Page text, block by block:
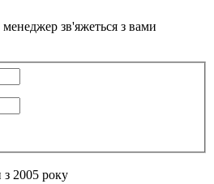
зв'яжеться з вами
2005 року